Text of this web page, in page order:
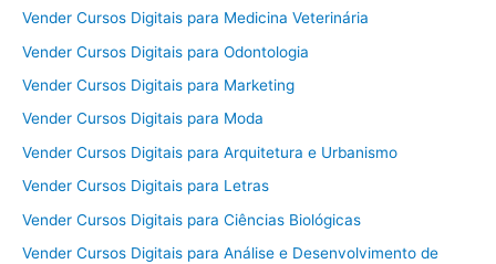
Vender Cursos Digitais para Medicina Veterinária
Vender Cursos Digitais para Odontologia
Vender Cursos Digitais para Marketing
Vender Cursos Digitais para Moda
Vender Cursos Digitais para Arquitetura e Urbanismo
Vender Cursos Digitais para Letras
Vender Cursos Digitais para Ciências Biológicas
Vender Cursos Digitais para Análise e Desenvolvimento de